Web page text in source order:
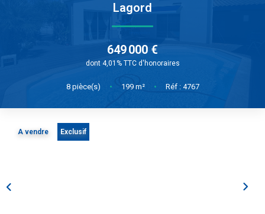
LOUER
BIENS VENDUS
NOS SERVICES
Lagord
649 000 €
dont 4,01% TTC d'honoraires
8pièce(s) • 199m² • Réf : 4767
A vendre Exclusif